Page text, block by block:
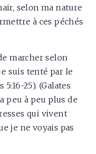
selon ma nature
à ces péchés
marcher selon
suis tenté par le
25). (Galates
peu à peu plus de
qui vivent
je ne voyais pas